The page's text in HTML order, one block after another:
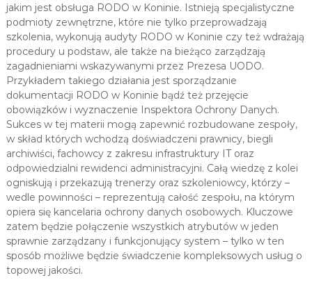
jakim jest obsługa RODO w Koninie. Istnieją specjalistyczne
podmioty zewnętrzne, które nie tylko przeprowadzają
szkolenia, wykonują audyty RODO w Koninie czy też wdrażają
procedury u podstaw, ale także na bieżąco zarządzają
zagadnieniami wskazywanymi przez Prezesa UODO.
Przykładem takiego działania jest sporządzanie
dokumentacji RODO w Koninie bądź też przejęcie
obowiązków i wyznaczenie Inspektora Ochrony Danych.
Sukces w tej materii mogą zapewnić rozbudowane zespoły,
w skład których wchodzą doświadczeni prawnicy, biegli
archiwiści, fachowcy z zakresu infrastruktury IT oraz
odpowiedzialni rewidenci administracyjni. Całą wiedzę z kolei
ogniskują i przekazują trenerzy oraz szkoleniowcy, którzy –
wedle powinności – reprezentują całość zespołu, na którym
opiera się kancelaria ochrony danych osobowych. Kluczowe
zatem będzie połączenie wszystkich atrybutów w jeden
sprawnie zarządzany i funkcjonujący system – tylko w ten
sposób możliwe będzie świadczenie kompleksowych usług o
topowej jakości.